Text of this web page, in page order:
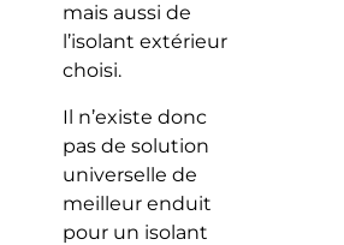
mais aussi de
l’isolant extérieur
choisi.
Il n’existe donc
pas de solution
universelle de
meilleur enduit
pour un isolant